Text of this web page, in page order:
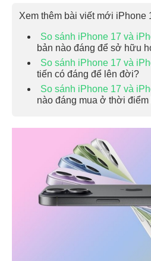
Xem thêm bài viết mới iPhone
So sánh iPhone 17 và
bản nào đáng để sở hữu
So sánh iPhone 17 và
tiến có đáng để lên đời?
So sánh iPhone 17 và
nào đáng mua ở thời điểm